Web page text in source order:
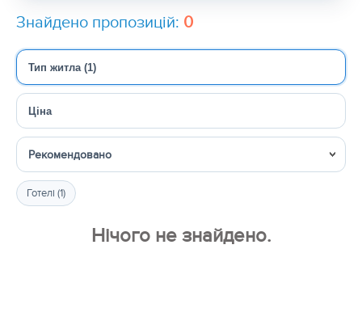
Знайдено пропозицій: 0
Тип житла (1)
Ціна
Сортувати
Готелі (1)
Нічого не знайдено.